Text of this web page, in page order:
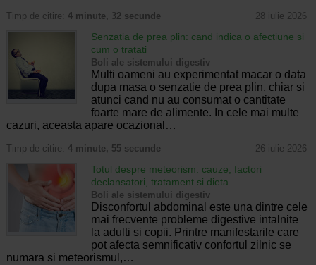
Timp de citire: 4 minute, 32 secunde 28 iulie 2026
Senzatia de prea plin: cand indica o afectiune si
cum o tratati
Boli ale sistemului digestiv
Multi oameni au experimentat macar o data
dupa masa o senzatie de prea plin, chiar si
atunci cand nu au consumat o cantitate
foarte mare de alimente. In cele mai multe
cazuri, aceasta apare ocazional…
Timp de citire: 4 minute, 55 secunde 26 iulie 2026
Totul despre meteorism: cauze, factori
declansatori, tratament si dieta
Boli ale sistemului digestiv
Disconfortul abdominal este una dintre cele
mai frecvente probleme digestive intalnite
la adulti si copii. Printre manifestarile care
pot afecta semnificativ confortul zilnic se
numara si meteorismul,…